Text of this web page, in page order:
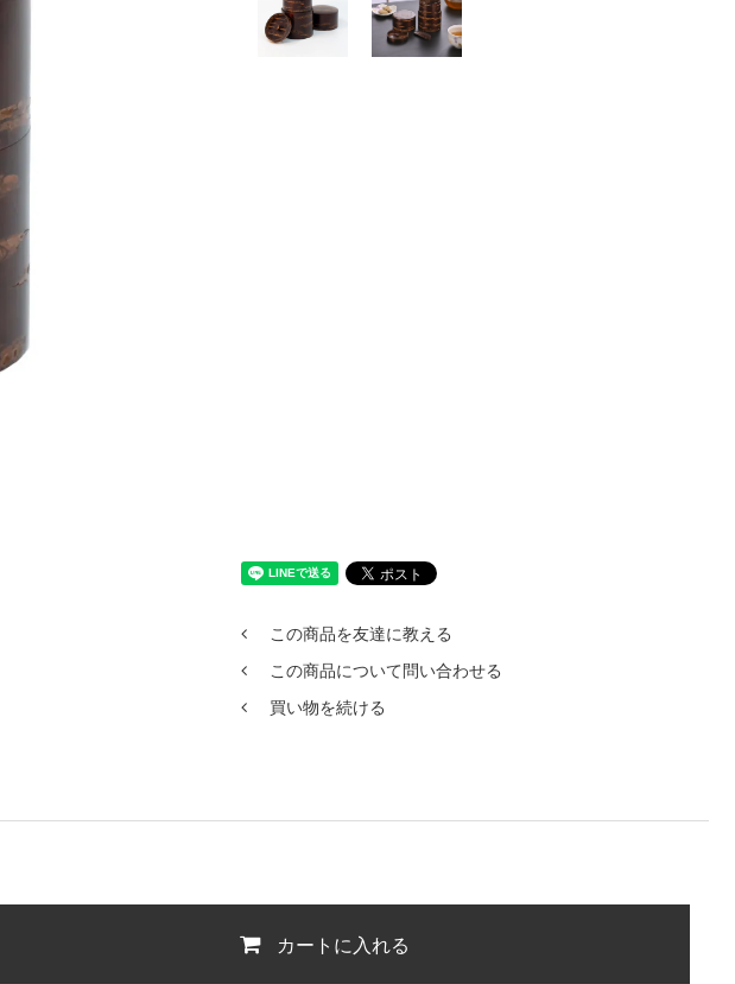
この商品を友達に教える
この商品について問い合わせる
買い物を続ける
カートに入れる